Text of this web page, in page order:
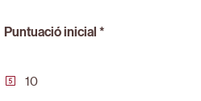
Puntuació inicial *
10